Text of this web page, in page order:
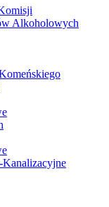
Alkoholowych
Kanalizacyjne